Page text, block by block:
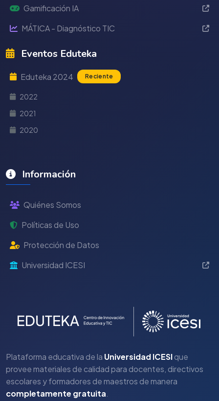
Gamificación IA
MÁTICA - Diagnóstico TIC
Eventos Eduteka
Eduteka 2024 Reciente
2022
2021
2020
Información
Quiénes Somos
Políticas de Uso
Protección de Datos
Universidad ICESI
Plataforma educativa de la Universidad ICESIque
provee materiales de calidad para docentes, directivos
escolares y formadores de maestros de manera
completamente gratuita.